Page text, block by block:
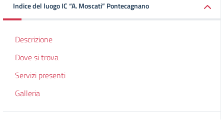
Indice del luogo IC “A. Moscati” Pontecagnano
Descrizione
Dove si trova
Servizi presenti
Galleria